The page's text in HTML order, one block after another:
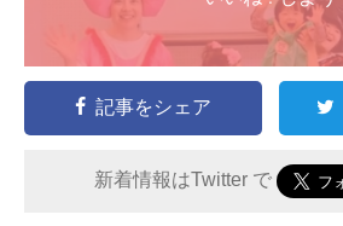
記事をシェア
新着情報はTwitter で